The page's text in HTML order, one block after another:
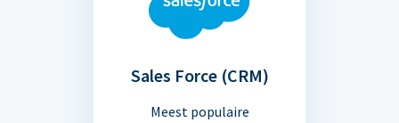
Sales Force (CRM)
Meest populaire